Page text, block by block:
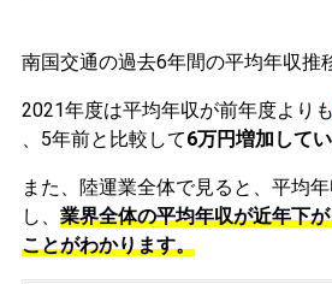
南国交通の過去6年間の平均年収推
2021年度は平均年収が前年度よりも
、5年前と比較して6万円増加してい
また、陸運業全体で見ると、平均
し、 業界全体の平均年収が近年下
ことがわかります。